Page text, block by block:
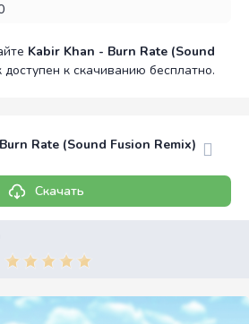
Kabir Khan - Burn Rate (Sound
доступен к скачиванию бесплатно.
Rate (Sound Fusion Remix)
Скачать